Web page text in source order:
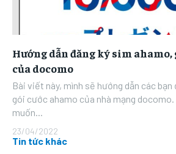
Hướng dẫn đăng ký sim ahamo,
của docomo
Bài viết này, mình sẽ hướng dẫn các
gói cước ahamo của nhà mạng docomo.
muốn...
23/04/2022
Tin tức khác